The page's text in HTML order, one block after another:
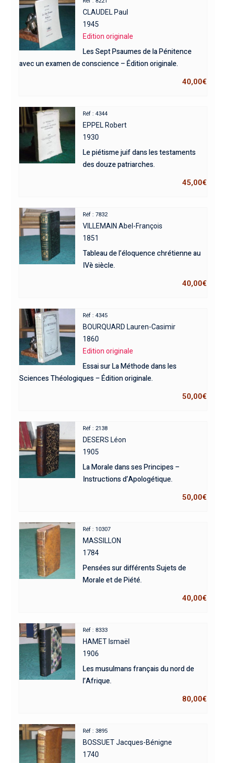
CLAUDEL Paul
1945
Edition originale
Les Sept Psaumes de la Pénitence
avec un examen de conscience – Édition originale.
40,00€
Réf : 4344
EPPEL Robert
1930
Le piétisme juif dans les testaments
des douze patriarches.
45,00€
Réf : 7832
VILLEMAIN Abel-François
1851
Tableau de l’éloquence chrétienne au
IVè siècle.
40,00€
Réf : 4345
BOURQUARD Lauren-Casimir
1860
Edition originale
Essai sur La Méthode dans les
Sciences Théologiques – Édition originale.
50,00€
Réf : 2138
DESERS Léon
1905
La Morale dans ses Principes –
Instructions d’Apologétique.
50,00€
Réf : 10307
MASSILLON
1784
Pensées sur différents Sujets de
Morale et de Piété.
40,00€
Réf : 8333
HAMET Ismaël
1906
Les musulmans français du nord de
l’Afrique.
80,00€
Réf : 3895
BOSSUET Jacques-Bénigne
1740